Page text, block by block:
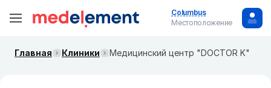
Columbus
Местоположение
Главная Клиники Медицинский центр "DOCTOR K"